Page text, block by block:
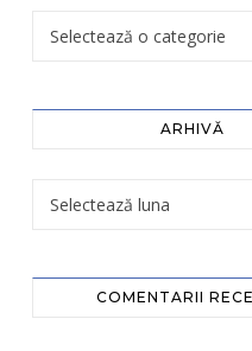
ARHIVĂ
COMENTARII